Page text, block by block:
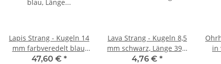
Lapis Strang - Kugeln 14
mm farbveredelt blau,
Länge 39,5 cm /1007
47,60 € *
Lava Strang - Kugeln 8,5
mm schwarz, Länge 39,5
cm /5058
4,76 € *
in